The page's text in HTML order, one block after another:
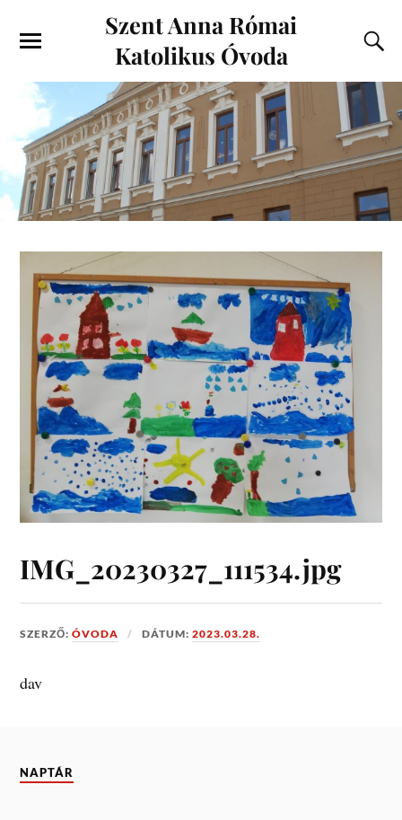
Szent Anna Római
Katolikus Óvoda
IMG_20230327_111534.jpg
SZERZŐ:ÓVODA DÁTUM:2023.03.28.
dav
NAPTÁR